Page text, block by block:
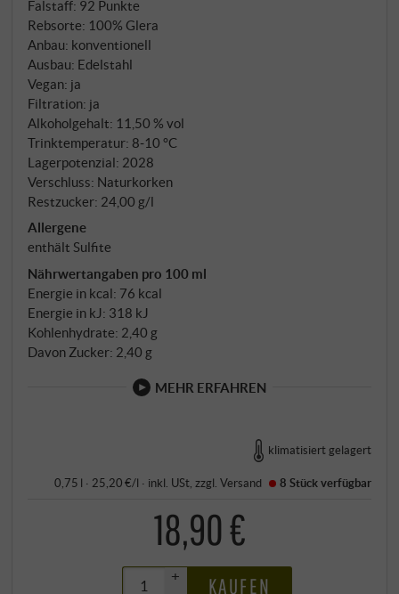
Falstaff: 92 Punkte
Rebsorte: 100% Glera
Anbau: konventionell
Ausbau: Edelstahl
Vegan: ja
Filtration: ja
Alkoholgehalt: 11,50 % vol
Trinktemperatur: 8‑10 °C
Lagerpotenzial: 2028
Verschluss: Naturkorken
Restzucker: 24,00 g/l
Allergene
enthält Sulfite
Nährwertangaben pro 100 ml
Energie in kcal: 76 kcal
Energie in kJ: 318 kJ
Kohlenhydrate: 2,40 g
Davon Zucker: 2,40 g
MEHR ERFAHREN
klimatisiert gelagert
0,75 l · 25,20 €/l · inkl. USt , zzgl.Versand 8 Stückverfügbar
18,90 €
+
KAUFEN